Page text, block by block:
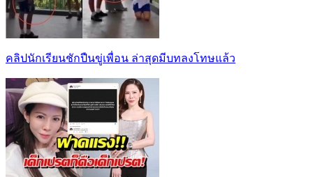
คลิปนักเรียนชักปืนขู่เพื่อน ล่าสุดมีบทลงโทษแล้ว